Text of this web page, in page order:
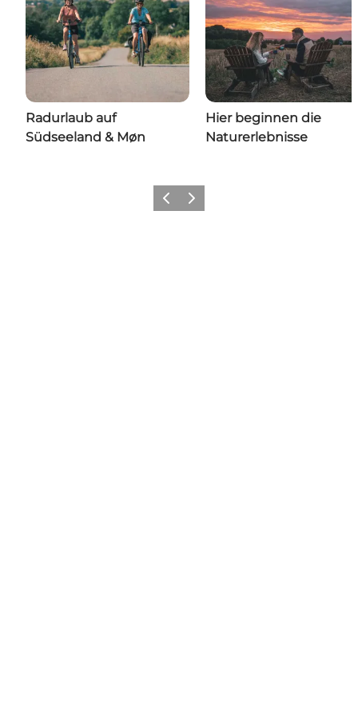
Radurlaub auf
Südseeland & Møn
Hier beginnen die
Naturerlebnisse
ZurückWeiter